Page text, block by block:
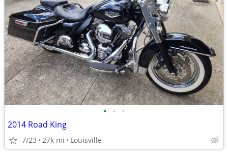
• • •
2014 Road King
7/23 27k mi Louisville